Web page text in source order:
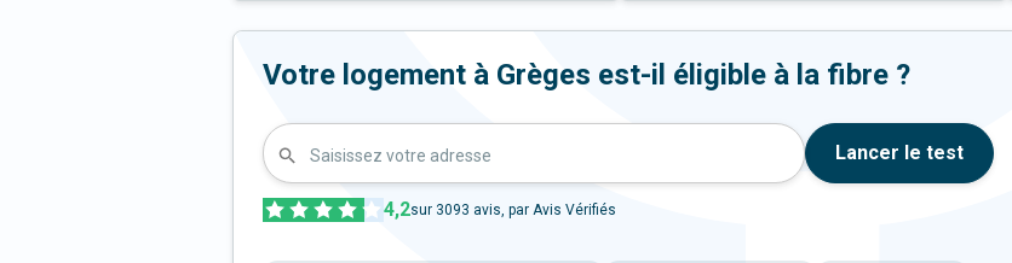
Votre logement à Grèges est-il éligible à la fibre ?
Saisissez votre adresse Lancer le test
4,2sur 3093 avis, par Avis Vérifiés